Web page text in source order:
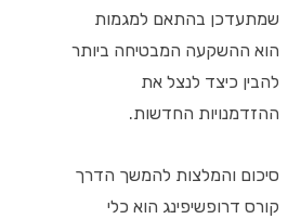
שמתעדכן בהתאם למגמות
הוא ההשקעה המבטיחה ביותר
להבין כיצד לנצל את
ההזדמנויות החדשות.
סיכום והמלצות להמשך הדרך
קורס דרופשיפינג הוא כלי